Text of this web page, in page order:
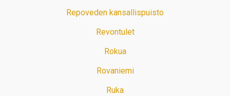
Repoveden kansallispuisto
Revontulet
Rokua
Rovaniemi
Ruka